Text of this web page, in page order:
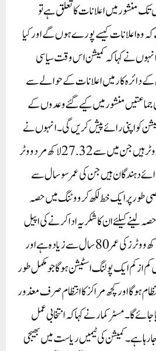
تک منشور میں اعلانات کا تعلق ہے تو
وہ اعلانات کیسے پورے ہوں گے اور کیا
انہوں نے کہا کہ کمیشن اس وقت سیاسی
دائرہ کار میں اعلانات کے حوالے سے
جماعتیں منشور میں کیے گئے وعدوں کے
تک کمیشن کو اپنی رائے پیش کریں گی۔انہوں نے
کہا کہ ریاست میں 55لاکھ ووٹر ہیں جن میں سے 27.32لاکھ مرد ووٹر
ریاست میں 1184رائے دہندگان ہیں جن کی عمر سو سال سے
طور پر ایک خط لکھ کر ووٹنگ میں حصہ
لینے کیلئے ان کا شکریہ ادا کرنے کی اپیل
کرے گا۔ ہماچل میں 1.2لاکھ ووٹرز کی عمر 80سال سے زیادہ ہے اور
از کم ایک پولنگ اسٹیشن ہوگا جو مکمل طور
ہوگا اور کچھ مراکز کا انتظام صرف معذور
گا۔مسٹر کمار نے کہا کہ انتخابی عمل
ہے ۔ کمیشن کی ٹیمیں ریاست میں بھیجی